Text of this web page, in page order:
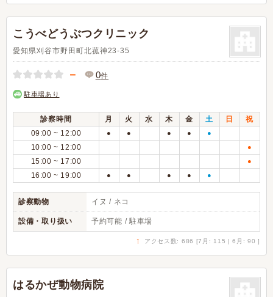
こうべどうぶつクリニック
愛知県刈谷市野田町北菰神23-35
－ 0件
駐車場あり
診察時間 月 火 水 木 金 土 日
祝
09:00 ~ 12:00
● ● ● ● ●
10:00 ~ 12:00 ●
15:00 ~ 17:00 ●
16:00 ~ 19:00 ● ● ● ● ●
診察動物 イヌ / ネコ
設備・取り扱い 予約可能 / 駐車場
↑ アクセス数: 686 [7月: 115 | 6月: 90 ]
はるかぜ動物病院